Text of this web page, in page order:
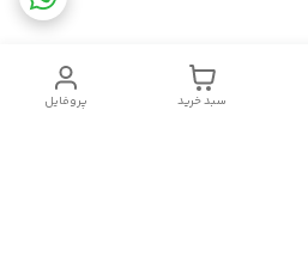
پروفایل سبد خرید